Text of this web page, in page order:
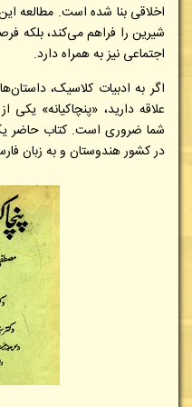
اخلاقی بنا شده است. مطالعه
شیرین را فراهم می‌کند، بلکه
اجتماعی نیز به همراه دارد.
اگر به ادبیات کلاسیک،
علاقه دارید، «پنچاکیانه»
در کشور هندوستان و به زبان